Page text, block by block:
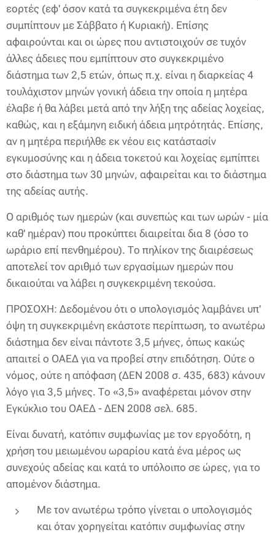
εορτές (εφ' όσον κατά τα συγκεκριμένα έτη δεν
συμπίπτουν με Σάββατο ή Κυριακή). Επίσης
αφαιρούνται και οι ώρες που αντιστοιχούν σε τυχόν
άλλες άδειες που εμπίπτουν στο συγκεκριμένο
διάστημα των 2,5 ετών, όπως π.χ. είναι η διαρκείας 4
τουλάχιστον μηνών γονική άδεια την οποία η μητέρα
έλαβε ή θα λάβει μετά από την λήξη της αδείας λοχείας,
καθώς, και η εξάμηνη ειδική άδεια μητρότητάς. Επίσης,
αν η μητέρα περιήλθε εκ νέου εις κατάστασίν
εγκυμοσύνης και η άδεια τοκετού και λοχείας εμπίπτει
στο διάστημα των 30 μηνών, αφαιρείται και το διάστημα
της αδείας αυτής.
Ο αριθμός των ημερών (και συνεπώς και των ωρών - μία
καθ' ημέραν) που προκύπτει διαιρείται δια 8 (όσο το
ωράριο επί πενθημέρου). Το πηλίκον της διαιρέσεως
αποτελεί τον αριθμό των εργασίμων ημερών που
δικαιούται να λάβει η συγκεκριμένη τεκούσα.
ΠΡΟΣΟΧΗ: Δεδομένου ότι ο υπολογισμός λαμβάνει υπ'
όψη τη συγκεκριμένη εκάστοτε περίπτωση, το ανωτέρω
διάστημα δεν είναι πάντοτε 3,5 μήνες, όπως κακώς
απαιτεί ο ΟΑΕΔ για να προβεί στην επιδότηση. Ούτε ο
νόμος, ούτε η απόφαση (ΔΕΝ 2008 σ. 435, 683) κάνουν
λόγο για 3,5 μήνες. Το «3,5» αναφέρεται μόνον στην
Εγκύκλιο του ΟΑΕΔ - ΔΕΝ 2008 σελ. 685.
Είναι δυνατή, κατόπιν συμφωνίας με τον εργοδότη, η
χρήση του μειωμένου ωραρίου κατά ένα μέρος ως
συνεχούς αδείας και κατά το υπόλοιπο σε ώρες, για το
απομένον διάστημα.
Με τον ανωτέρω τρόπο γίνεται ο υπολογισμός
και όταν χορηγείται κατόπιν συμφωνίας στην